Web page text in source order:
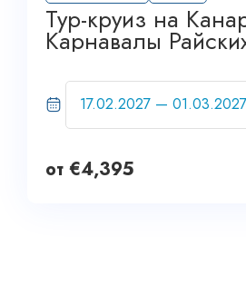
Тур-круиз на
Карнавалы
Grand Tour
от €4,395